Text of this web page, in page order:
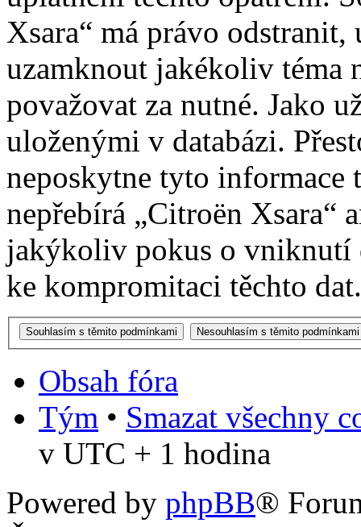
Xsara“ má právo
uzamknout jakékoliv téma
považovat za nutné. Jako
uloženými v databázi.
neposkytne tyto informace
nepřebírá „Citroën Xsara“
jakýkoliv pokus o vniknutí
ke kompromitaci těchto dat.
Obsah fóra
Tým • Smazat všechny
v UTC + 1 hodina
Powered by phpBB®